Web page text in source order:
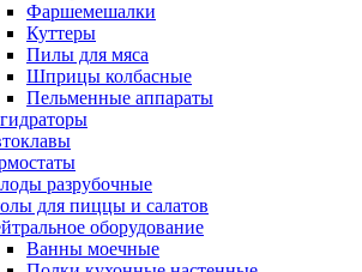
Фаршемешалки
Куттеры
Пилы для мяса
Шприцы колбасные
Пельменные аппараты
разрубочные
для пиццы и салатов
оборудование
Ванны моечные